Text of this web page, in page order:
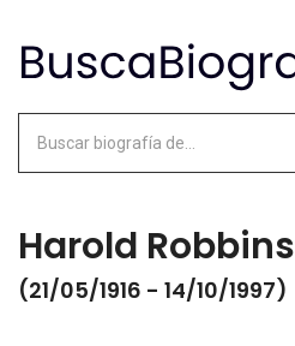
Harold Robbins
(21/05/1916 - 14/10/1997)